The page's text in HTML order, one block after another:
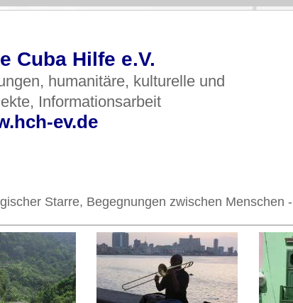
Cuba Hilfe e.V.
humanitäre, kulturelle und
Informationsarbeit
ev.de
Starre, Begegnungen zwischen Menschen -